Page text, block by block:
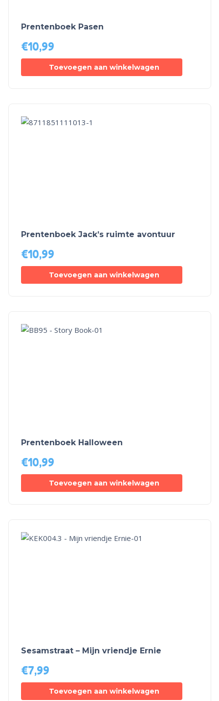
Prentenboek Pasen
€10,99
Toevoegen aan winkelwagen
Prentenboek Jack’s ruimte avontuur
€10,99
Toevoegen aan winkelwagen
Prentenboek Halloween
€10,99
Toevoegen aan winkelwagen
Sesamstraat – Mijn vriendje Ernie
€7,99
Toevoegen aan winkelwagen